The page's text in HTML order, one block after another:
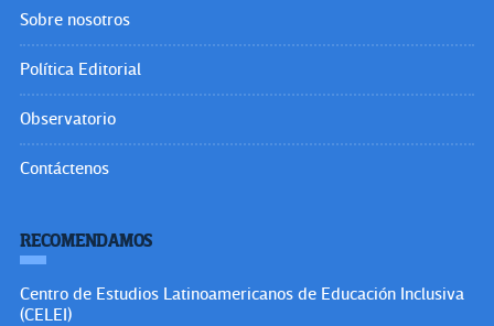
Sobre nosotros
Política Editorial
Observatorio
Contáctenos
RECOMENDAMOS
Centro de Estudios Latinoamericanos de Educación Inclusiva
(CELEI)